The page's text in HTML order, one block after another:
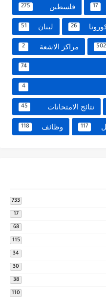
17 فلسطين 275
26 لبنان 51
مراكز الاشعة 2
74
4
نتائج الامتحانات 45
117 وظائف 118
733
17
68
115
34
30
38
110